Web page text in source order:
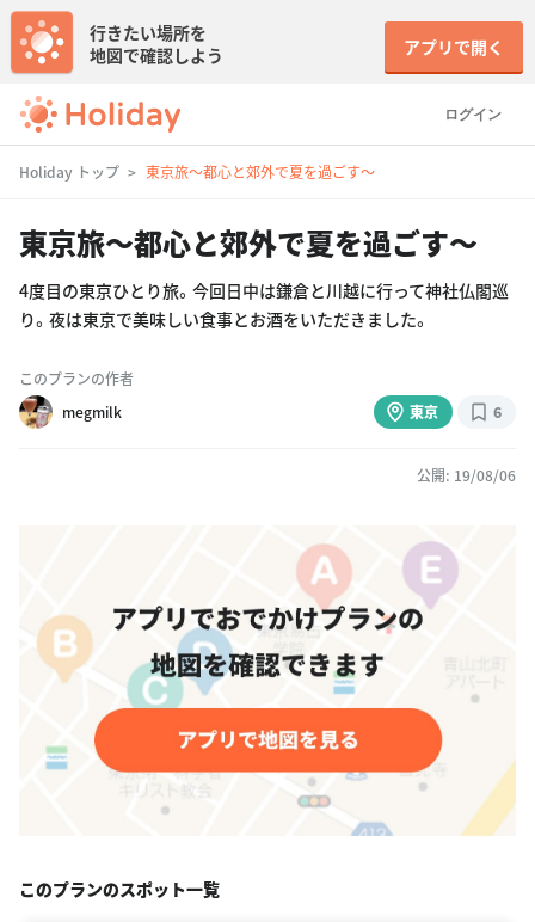
ログイン
行きたい場所を
地図で確認しよう
アプリで開く
Holiday トップ 東京旅〜都心と郊外で夏を過ごす〜
東京旅〜都心と郊外で夏を過ごす〜
4度目の東京ひとり旅。今回日中は鎌倉と川越に行って神社仏閣巡
り。夜は東京で美味しい食事とお酒をいただきました。
このプランの作者
megmilk
東京 6
公開: 19/08/06
このプランのスポット一覧